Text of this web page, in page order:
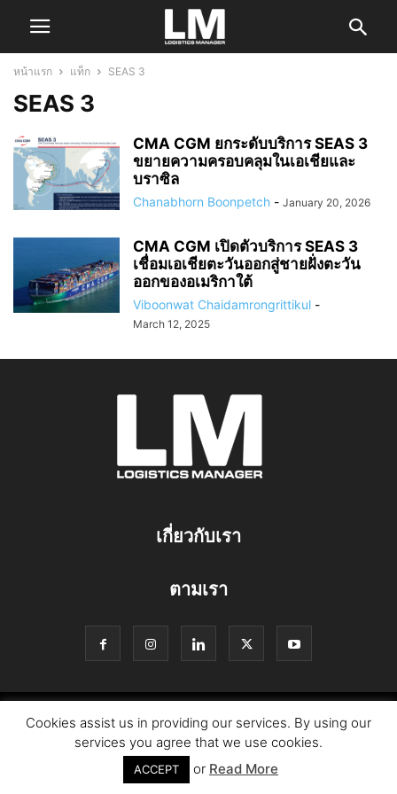
หน้าแรก แท็ก SEAS 3
SEAS 3
CMA CGM ยกระดับบริการ SEAS 3
ขยายความครอบคลุมในเอเชียและ
บราซิล
Chanabhorn Boonpetch - January 20, 2026
CMA CGM เปิดตัวบริการ SEAS 3
เชื่อมเอเชียตะวันออกสู่ชายฝั่งตะวัน
ออกของอเมริกาใต้
Viboonwat Chaidamrongrittikul -
March 12, 2025
เกี่ยวกับเรา
ตามเรา
© Copyright Logistics Manager
Cookies assist us in providing our services. By using our
services you agree that we use cookies.
ACCEPT or Read More